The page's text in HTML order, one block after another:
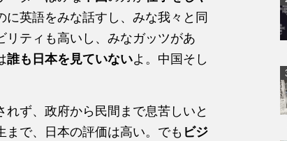
英語をみな話すし、みな我々と同
リティも高いし、みなガッツがあ
誰も日本を見ていないよ。中国そし
ず、政府から民間まで息苦しいと
で、日本の評価は高い。でも ビジ